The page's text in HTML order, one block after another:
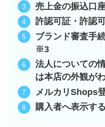
売上金の振込口
許認可証・許認
ブランド審査手
※3
法人についての
は本店の外観が
メルカリShops
購入者へ表示す